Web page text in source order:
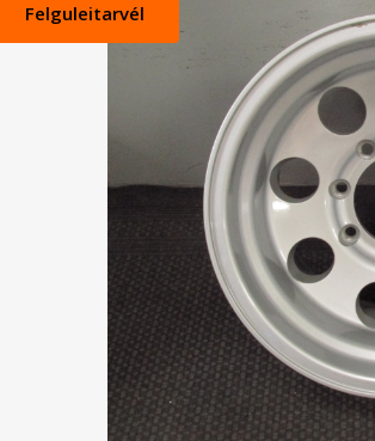
Felguleitarvél